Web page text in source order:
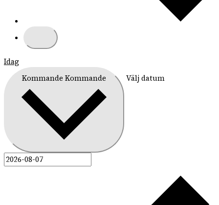
Idag
Kommande Kommande Välj datum